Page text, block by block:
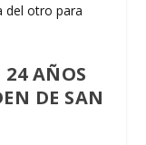
del otro para
AÑOS
DE SAN